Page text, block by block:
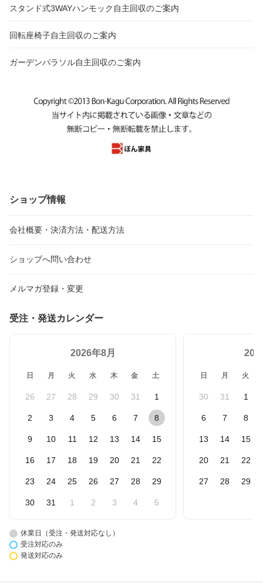
スタンド式3WAYハンモック自主回収のご案内
回転座椅子自主回収のご案内
ガーデンパラソル自主回収のご案内
ショップ情報
会社概要・決済方法・配送方法
ショップへ問い合わせ
メルマガ登録・変更
受注・発送カレンダー
2026年8月
日 月 火 水 木 金 土
26 27 28 29 30 31 1
2 3 4 5 6 7 8
9 10 11 12 13 14 15
16 17 18 19 20 21 22
23 24 25 26 27 28 29
30 31 1 2 3 4 5
日 月 火
30 31 1
6 7 8
13 14 15
20 21 22
27 28 29
休業日（受注・発送対応なし）
受注対応のみ
発送対応のみ